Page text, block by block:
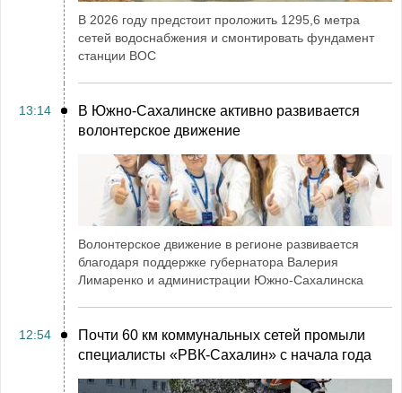
В 2026 году предстоит проложить 1295,6 метра
сетей водоснабжения и смонтировать фундамент
станции ВОС
13:14
В Южно-Сахалинске активно развивается
волонтерское движение
Волонтерское движение в регионе развивается
благодаря поддержке губернатора Валерия
Лимаренко и администрации Южно-Сахалинска
12:54
Почти 60 км коммунальных сетей промыли
специалисты «РВК‑Сахалин» с начала года